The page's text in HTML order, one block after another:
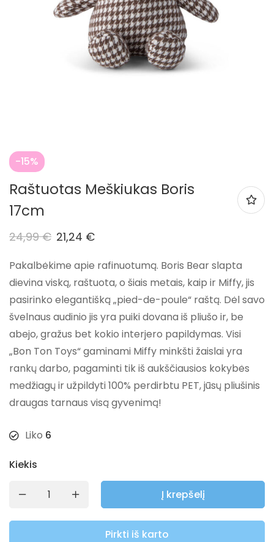
-15%
Raštuotas Meškiukas Boris
17cm
24,99€ 21,24 €
Pakalbėkime apie rafinuotumą. Boris Bear slapta
dievina viską, raštuota, o šiais metais, kaip ir Miffy, jis
pasirinko elegantišką „pied-de-poule“ raštą. Dėl savo
švelnaus audinio jis yra puiki dovana iš pliušo ir, be
abejo, gražus bet kokio interjero papildymas. Visi
„Bon Ton Toys“ gaminami Miffy minkšti žaislai yra
rankų darbo, pagaminti tik iš aukščiausios kokybės
medžiagų ir užpildyti 100% perdirbtu PET, jūsų pliušinis
draugas tarnaus visą gyvenimą!
Liko 6
Kiekis
Į krepšelį
Pirkti iš karto